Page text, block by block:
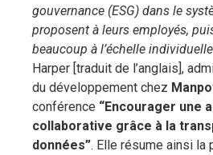
gouvernance (ESG) dans le
proposent à leurs employés,
beaucoup à l’échelle
Harper [traduit de l’anglais],
du développement chez
conférence “Encourager une
collaborative grâce à la
données”. Elle résume ainsi la